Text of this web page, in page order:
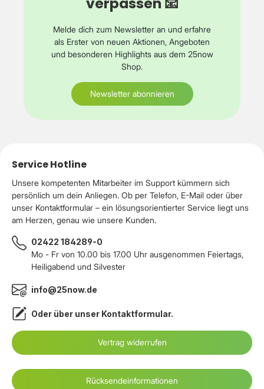
AbschaltungBeleuchteter Ein-/Aus-
ApplikationenEinfache ReinigungAbmessungen: ca. 25,4 ×
18,2 × 31,2 cmGewicht: ca. 1,3 kgLieferumfang1 × Emerio
Filterkaffeemaschine1 × Glaskanne1 × Permanentfilter1 ×
Bedienungsanleitung
Melde dich zum Newsletter an und erfahre
als Erster von neuen Aktionen, Angeboten
und besonderen Highlights aus dem 25now
Shop.
Newsletter abonnieren
Service Hotline
Unsere kompetenten Mitarbeiter im Support kümmern sich
persönlich um dein Anliegen. Ob per Telefon, E-Mail oder über
unser Kontaktformular – ein lösungsorientierter Service liegt uns
am Herzen, genau wie unsere Kunden.
02422 184289-0
Mo - Fr von 10.00 bis 17.00 Uhr ausgenommen Feiertags,
Heiligabend und Silvester
info@25now.de
Oder über unser Kontaktformular.
Vertrag widerrufen
Rücksendeinformationen